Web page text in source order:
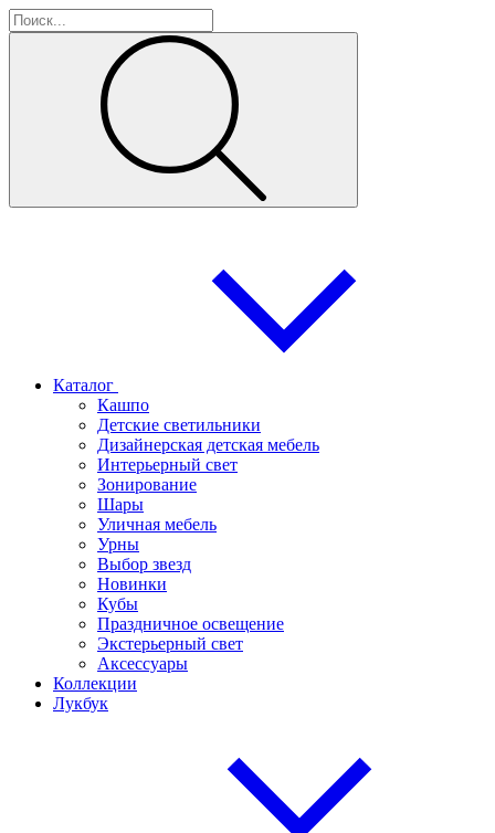
Каталог
Кашпо
Детские светильники
Дизайнерская детская мебель
Интерьерный свет
Зонирование
Шары
Уличная мебель
Урны
Выбор звезд
Новинки
Кубы
Праздничное освещение
Экстерьерный свет
Аксессуары
Коллекции
Лукбук